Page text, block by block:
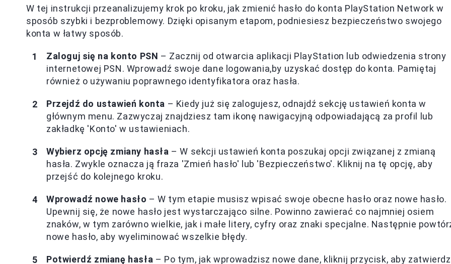
W tej instrukcji przeanalizujemy krok po kroku, jak zmienić hasło do konta PlayStation Network w
sposób szybki i bezproblemowy. Dzięki opisanym etapom, podniesiesz bezpieczeństwo swojego
konta w łatwy sposób.
Zaloguj się na konto PSN – Zacznij od otwarcia aplikacji PlayStation lub odwiedzenia strony
internetowej PSN. Wprowadź swoje dane logowania,by uzyskać dostęp do konta. Pamiętaj
również o używaniu poprawnego identyfikatora oraz hasła.
Przejdź do ustawień konta – Kiedy już się zalogujesz, odnajdź sekcję ustawień konta w
głównym menu. Zazwyczaj znajdziesz tam ikonę nawigacyjną odpowiadającą za profil lub
zakładkę 'Konto' w ustawieniach.
Wybierz opcję zmiany hasła – W sekcji ustawień konta poszukaj opcji związanej z zmianą
hasła. Zwykle oznacza ją fraza 'Zmień hasło' lub 'Bezpieczeństwo'. Kliknij na tę opcję, aby
przejść do kolejnego kroku.
Wprowadź nowe hasło – W tym etapie musisz wpisać swoje obecne hasło oraz nowe hasło.
Upewnij się, że nowe hasło jest wystarczająco silne. Powinno zawierać co najmniej osiem
znaków, w tym zarówno wielkie, jak i małe litery, cyfry oraz znaki specjalne. Następnie
nowe hasło, aby wyeliminować wszelkie błędy.
Potwierdź zmianę hasła – Po tym, jak wprowadzisz nowe dane, kliknij przycisk, aby